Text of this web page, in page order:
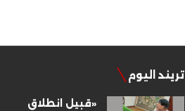
تريند اليوم
«قبيل انطلاق